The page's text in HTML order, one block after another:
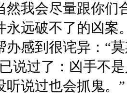
然我会尽量跟你们
永远破不了的凶案
到很诧异：“莫
过了：凶手不是
听说过也会抓鬼。”